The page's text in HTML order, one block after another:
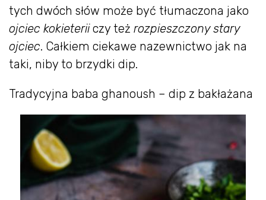
tych dwóch słów może być tłumaczona jako
ojciec kokieteriiczy też rozpieszczony stary
ojciec. Całkiem ciekawe nazewnictwo jak na
taki, niby to brzydki dip.
Tradycyjna baba ghanoush – dip z bakłażana